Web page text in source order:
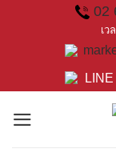
02
เว
LINE